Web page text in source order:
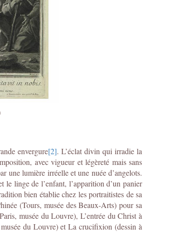
envergure[2]. L’éclat divin qui irradie la
avec vigueur et légèreté mais sans
une lumière irréelle et une nuée d’angelots.
le linge de l’enfant, l’apparition d’un panier
bien établie chez les portraitistes de sa
(Tours, musée des Beaux-Arts) pour sa
musée du Louvre), L’entrée du Christ à
du Louvre) et La crucifixion (dessin à